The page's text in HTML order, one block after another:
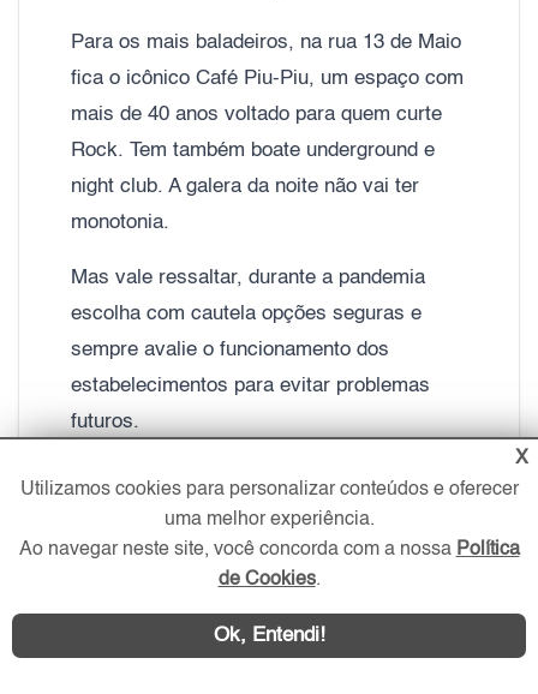
Para os mais baladeiros, na rua 13 de Maio
fica o icônico Café Piu-Piu, um espaço com
mais de 40 anos voltado para quem curte
Rock. Tem também boate underground e
night club. A galera da noite não vai ter
monotonia.
Mas vale ressaltar, durante a pandemia
escolha com cautela opções seguras e
sempre avalie o funcionamento dos
estabelecimentos para evitar problemas
futuros.
Com isso, ficou evidente a qualidade de
vida e conforto encontrado no bairro Bela
Vista. O local oferece várias opções de
X
Utilizamos cookies para personalizar conteúdos e oferecer
uma melhor experiência.
Ao navegar neste site, você concorda com a nossa Política
de Cookies.
Ok, Entendi!